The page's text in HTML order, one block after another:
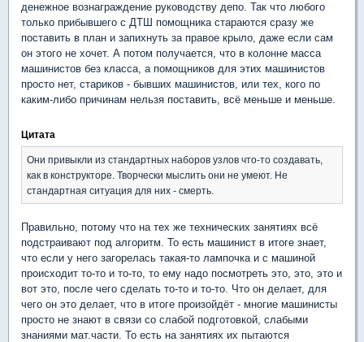
денежное вознаграждение руководству депо. Так что любого
только прибывшего с ДТШ помощника стараются сразу же
поставить в план и запихнуть за правое крыло, даже если сам
он этого не хочет. А потом получается, что в колонне масса
машинистов без класса, а помощников для этих машинистов
просто нет, стариков - бывших машинистов, или тех, кого по
каким-либо причинам нельзя поставить, всё меньше и меньше.
Цитата
Они привыкли из стандартных наборов узлов что-то создавать,
как в конструкторе. Творчески мыслить они не умеют. Не
стандартная ситуация для них - смерть.
Правильно, потому что на тех же технических занятиях всё
подстраивают под алгоритм. То есть машинист в итоге знает,
что если у него загорелась такая-то лампочка и с машиной
происходит то-то и то-то, то ему надо посмотреть это, это, это и
вот это, после чего сделать то-то и то-то. Что он делает, для
чего он это делает, что в итоге произойдёт - многие машинисты
просто не знают в связи со слабой подготовкой, слабыми
знаниями мат.части. То есть на занятиях их пытаются